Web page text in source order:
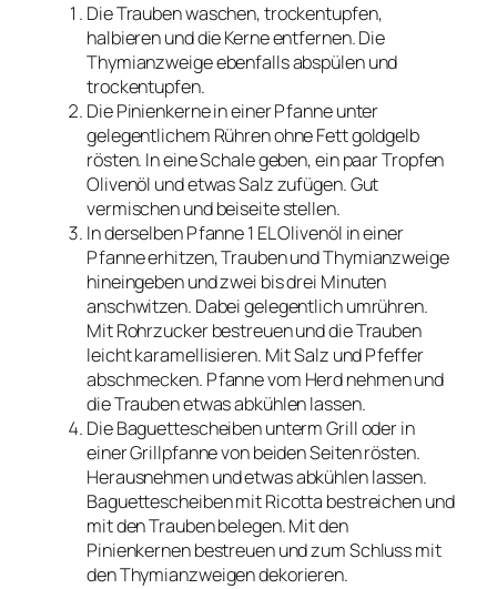
Die Trauben waschen, trockentupfen,
halbieren und die Kerne entfernen. Die
Thymianzweige ebenfalls abspülen und
trockentupfen.
Die Pinienkerne in einer Pfanne unter
gelegentlichem Rühren ohne Fett goldgelb
rösten. In eine Schale geben, ein paar Tropfen
Olivenöl und etwas Salz zufügen. Gut
vermischen und beiseite stellen.
In derselben Pfanne 1 EL Olivenöl in einer
Pfanne erhitzen, Trauben und Thymianzweige
hineingeben und zwei bis drei Minuten
anschwitzen. Dabei gelegentlich umrühren.
Mit Rohrzucker bestreuen und die Trauben
leicht karamellisieren. Mit Salz und Pfeffer
abschmecken. Pfanne vom Herd nehmen und
die Trauben etwas abkühlen lassen.
Die Baguettescheiben unterm Grill oder in
einer Grillpfanne von beiden Seiten rösten.
Herausnehmen und etwas abkühlen lassen.
Baguettescheiben mit Ricotta bestreichen und
mit den Trauben belegen. Mit den
Pinienkernen bestreuen und zum Schluss mit
den Thymianzweigen dekorieren.